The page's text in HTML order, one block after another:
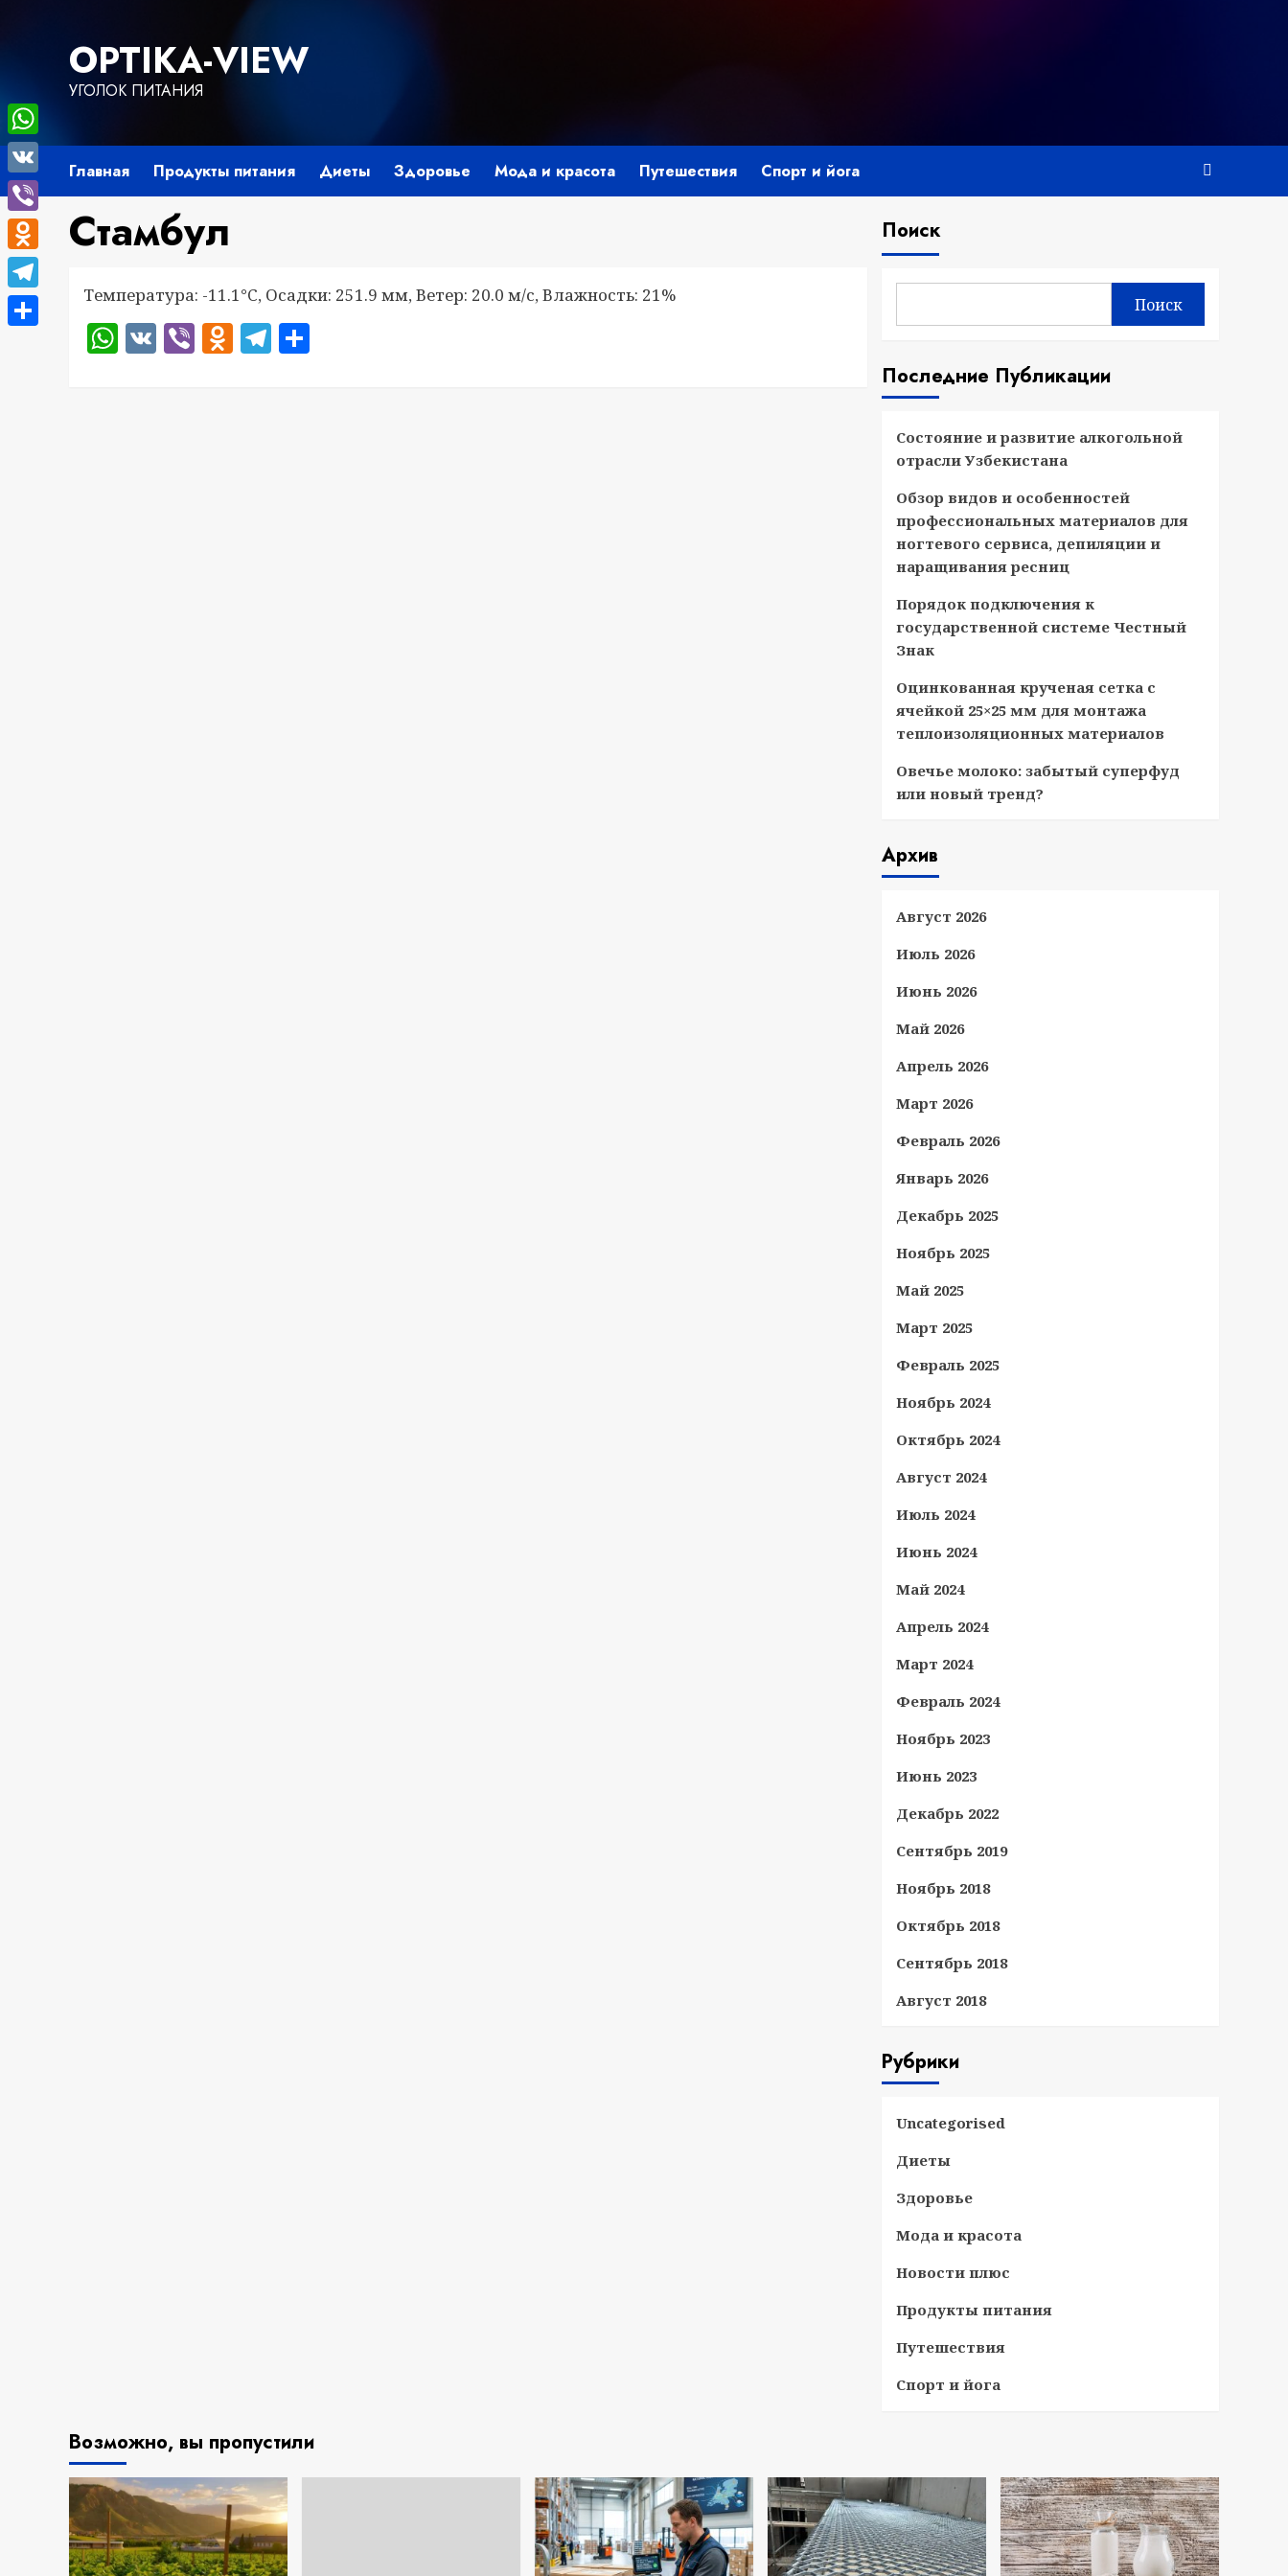
содержимомуOPTIKA-VIEW
УГОЛОК ПИТАНИЯ
Главная Продукты питания Диеты Здоровье Мода и красота Путешествия Спорт и йога
Стамбул
Температура: -11.1°C, Осадки: 251.9 мм, Ветер: 20.0 м/с, Влажность: 21%
WhatsApp
VKViberOdnoklassniki
Telegram
Поиск
Поиск
Последние Публикации
Состояние и развитие алкогольной
отрасли Узбекистана
Обзор видов и особенностей
профессиональных материалов для
ногтевого сервиса, депиляции и
наращивания ресниц
Порядок подключения к
государственной системе Честный
Знак
Оцинкованная крученая сетка с
ячейкой 25×25 мм для монтажа
теплоизоляционных материалов
Овечье молоко: забытый суперфуд
или новый тренд?
Архив
Август 2026
Июль 2026
Июнь 2026
Май 2026
Апрель 2026
Март 2026
Февраль 2026
Январь 2026
Декабрь 2025
Ноябрь 2025
Май 2025
Март 2025
Февраль 2025
Ноябрь 2024
Октябрь 2024
Август 2024
Июль 2024
Июнь 2024
Май 2024
Апрель 2024
Март 2024
Февраль 2024
Ноябрь 2023
Июнь 2023
Декабрь 2022
Сентябрь 2019
Ноябрь 2018
Октябрь 2018
Сентябрь 2018
Август 2018
Рубрики
Uncategorised
Диеты
Здоровье
Мода и красота
Новости плюс
Продукты питания
Путешествия
Спорт и йога
Возможно, вы пропустили
WhatsApp
VK
Viber
Odnoklassniki
Telegram
Отправить